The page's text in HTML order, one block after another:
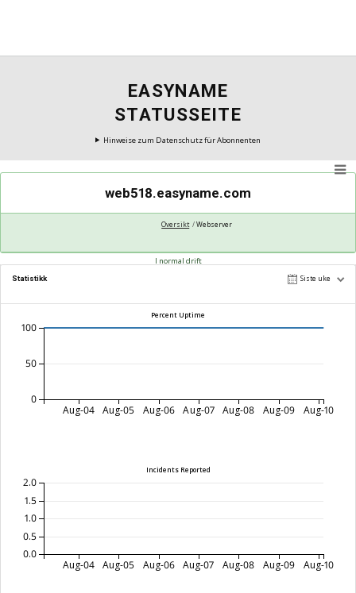
EASYNAME
STATUSSEITE
Hinweise zum Datenschutz für Abonnenten
web518.easyname.com
Oversikt Webserver
I normal drift
Statistikk Siste uke
Percent Uptime
Aug-04 Aug-05 Aug-06 Aug-07 Aug-08 Aug-09 Aug-10
0
50
100
Incidents Reported
Aug-04 Aug-05 Aug-06 Aug-07 Aug-08 Aug-09 Aug-10
0.0
0.5
1.0
1.5
2.0